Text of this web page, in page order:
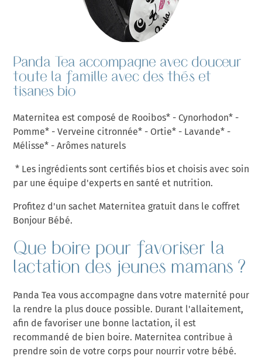
Panda Tea accompagne avec douceur
toute la famille avec des thés et
tisanes bio
Maternitea est composé de Rooibos* - Cynorhodon* -
Pomme* - Verveine citronnée* - Ortie* - Lavande* -
Mélisse* - Arômes naturels
* Les ingrédients sont certifiés bios et choisis avec soin
par une équipe d'experts en santé et nutrition.
Profitez d'un sachet Maternitea gratuit dans le coffret
Bonjour Bébé.
Que boire pour favoriser la
lactation des jeunes mamans ?
Panda Tea vous accompagne dans votre maternité pour
la rendre la plus douce possible. Durant l'allaitement,
afin de favoriser une bonne lactation, il est
recommandé de bien boire. Maternitea contribue à
prendre soin de votre corps pour nourrir votre bébé.
NOUVELLE SELECTION DE
PRODUITS COFFRET JEUNE MAMAN